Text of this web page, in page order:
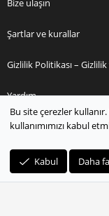
Bize ulaşın
Şartlar ve kurallar
Gizlilik Politikası –
Yardım
Ana sayfa
S
S
Bu site çerezler
kullanımımızı kabul
Kabul Daha